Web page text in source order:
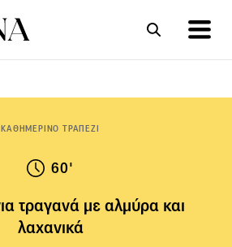
ΚΑΘΗΜΕΡΙΝΟ ΤΡΑΠΕΖΙ
60'
τραγανά με αλμύρα και
λαχανικά